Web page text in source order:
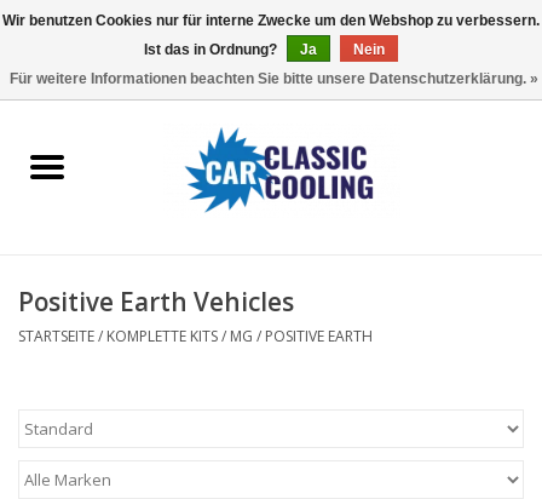
Komplette Kits
Positive Earth Vehicles
STARTSEITE/ KOMPLETTE KITS/ MG / POSITIVE EARTH
Wir benutzen Cookies nur für interne Zwecke um den Webshop zu verbessern.
Ist das in Ordnung?
Ja
Nein
Für weitere Informationen beachten Sie bitte unsere Datenschutzerklärung. »